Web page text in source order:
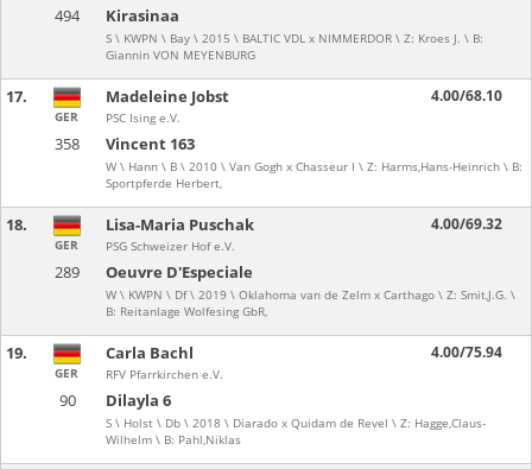
494 Kirasinaa
S \ KWPN \ Bay \ 2015 \ BALTIC VDL x NIMMERDOR \ Z: Kroes J. \ B:
Giannin VON MEYENBURG
17.
358 Vincent 163
W \ Hann \ B \ 2010 \ Van Gogh x Chasseur I \ Z: Harms,Hans-Heinrich \ B:
Sportpferde Herbert,
GER
Madeleine Jobst
PSC Ising e.V.
4.00/68.10
18.
289 Oeuvre D'Especiale
W \ KWPN \ Df \ 2019 \ Oklahoma van de Zelm x Carthago \ Z: Smit,J.G. \
B: Reitanlage Wolfesing GbR,
GER
Lisa-Maria Puschak
PSG Schweizer Hof e.V.
4.00/69.32
19.
90 Dilayla 6
S \ Holst \ Db \ 2018 \ Diarado x Quidam de Revel \ Z: Hagge,Claus-
Wilhelm \ B: Pahl,Niklas
GER
Carla Bachl
RFV Pfarrkirchen e.V.
4.00/75.94